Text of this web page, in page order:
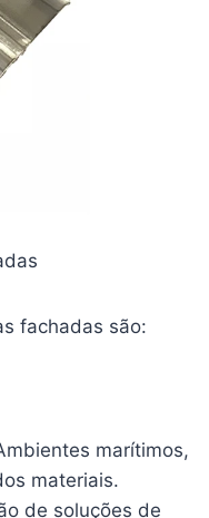
fachadas são:
marítimos,
materiais.
de soluções de